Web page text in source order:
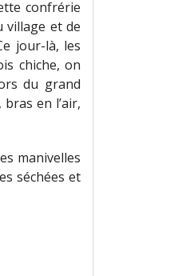
confrérie
village et de
jour-là, les
chiche, on
du grand
en l’air,
manivelles
séchées et